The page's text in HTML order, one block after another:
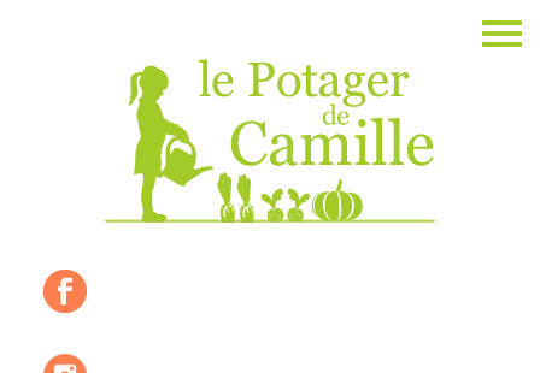
La ferme
Les valeurs